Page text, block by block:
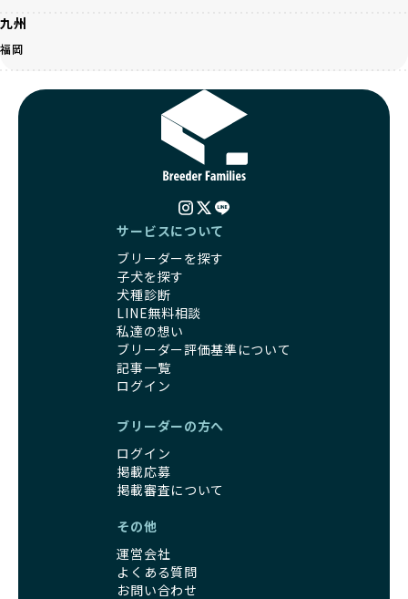
す。
考えられた食事、子犬がのびのびと動ける適度な運動環境、
その結果、BreederFamiliesを通じてお迎えする子犬は、元
気で健康なスタートを切れることが大きな魅力です。
子犬の社会性は、家庭でのしつけをスムーズにする重要なポ
イントです。BreederFamiliesのブリーダーは、母犬や兄弟
犬、人との触れ合いの時間をしっかり確保し、子犬が自然に
家庭に迎えたその日から、すでに社会性の基盤ができている
ため、新しい環境にもスムーズに適応できます。
これにより、飼い主さんにとっても安心してスタートできる
BreederFamiliesのブリーダーは、犬種に関する豊富な知識
と経験を持っています。そのため、子犬を迎えた後の健康管
理やしつけ、生活スタイルに合わせた育て方について、丁寧
なアドバイスを受けられます。「この犬種ならではの特徴
は？」「食事はどうしたらいい？」など、疑問や悩みがあれ
るポイントです。
クリアした方々だけです。運営チームがブリーダーに直接ヒ
アリングを行い、現地確認を経て透明性の高い情報を公開し
これにより、ユーザーは見た目だけでなく、育成環境や健康
管理体制、社会性の取り組みといった客観的なデータを基に
安心して子犬を選ぶことができます。
子犬のお迎えまでのやりとりに不安を感じる方も多いかもし
れませんが、BreederFamiliesならその心配は無用です。
し、飼い主にそのリスクについて丁寧に説明しています。食
事管理もしっかり行い、成長に必要な栄養を確保するなど、
ワンちゃんの健康を第一にした繁殖を心がけています。
「見た目以上に健康重視」の詳細はこちら
引退犬とは、繁殖期を終えたワンちゃんたちのことを指しま
優良ブリーダーは、引退犬も家族の一員として、彼らの幸せ
を願っています。よって、引退後も自宅で飼育を続けるか、
一方、営利優先ブリーダーは引退犬を「コスト」として考
団体に引き渡されることもあり、ワンちゃんの生活が不安定
になる可能性が高まります。
引退犬に対する扱いがどうなっているかも、優良ブリーダー
を見分けるポイントとなります。
「引退犬も大切に」の詳細はこちら
社会化とは、ワンちゃんが人間や他の犬、日常の環境にスム
会化は、生後3週間から12週間頃の「社会化期」と呼ばれる
時期が特に重要です。この期間は、ブリーダーが飼育してい
る時期と重なるため、ワンちゃんが人や他の犬、家庭環境に
対して適応力を高めるための基礎を築く貴重な機会となりま
他の犬との遊び、人や日常的な家庭環境への慣れを促すこと
で社会化を進めています。これにより、新しい家族に迎えら
れた後もストレスなく過ごせるようサポートします。
営利優先ブリーダーは、母犬から早期に分離し、ケージ内で
九州
福岡
サービスについて
ブリーダーを探す
子犬を探す
犬種診断
LINE無料相談
私達の想い
ブリーダー評価基準について
記事一覧
ログイン
ブリーダーの方へ
ログイン
掲載応募
掲載審査について
その他
運営会社
よくある質問
お問い合わせ